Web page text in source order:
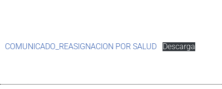
COMUNICADO_REASIGNACION POR SALUD Descarga